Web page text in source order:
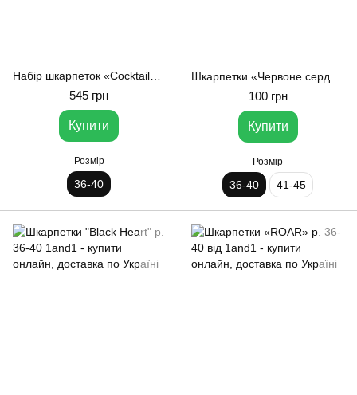
545 грн
Купити
Розмір
36-40
100 грн
Купити
Розмір
36-40 41-45